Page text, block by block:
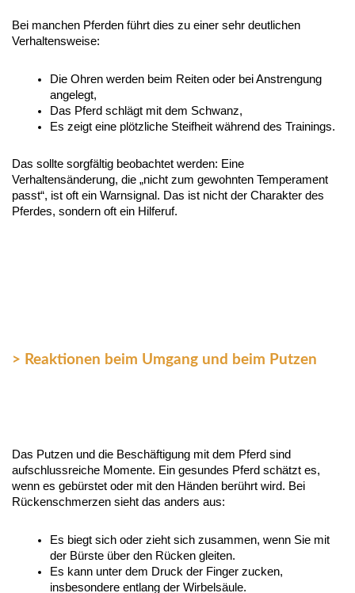
Bei manchen Pferden führt dies zu einer sehr deutlichen
Verhaltensweise:
Die Ohren werden beim Reiten oder bei Anstrengung
angelegt,
Das Pferd schlägt mit dem Schwanz,
Es zeigt eine plötzliche Steifheit während des Trainings.
Das sollte sorgfältig beobachtet werden: Eine
Verhaltensänderung, die „nicht zum gewohnten Temperament
passt“, ist oft ein Warnsignal. Das ist nicht der Charakter des
Pferdes, sondern oft ein Hilferuf.
> Reaktionen beim Umgang und beim Putzen
Das Putzen und die Beschäftigung mit dem Pferd sind
aufschlussreiche Momente. Ein gesundes Pferd schätzt es,
wenn es gebürstet oder mit den Händen berührt wird. Bei
Rückenschmerzen sieht das anders aus:
Es biegt sich oder zieht sich zusammen, wenn Sie mit
der Bürste über den Rücken gleiten.
Es kann unter dem Druck der Finger zucken,
insbesondere entlang der Wirbelsäule.